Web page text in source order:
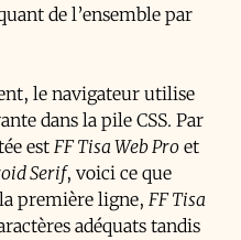
de l’ensemble par
le navigateur utilise
dans la pile CSS. Par
est FF Tisa Web Proet
Serif, voici ce que
première ligne, FF Tisa
adéquats tandis